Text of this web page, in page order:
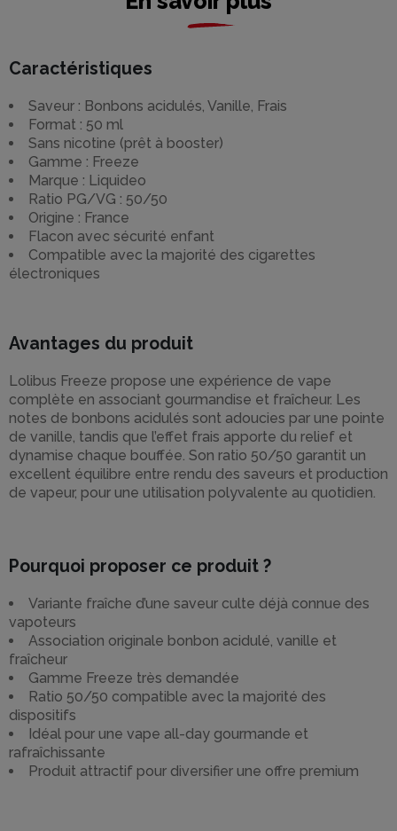
Caractéristiques
Saveur : Bonbons acidulés, Vanille, Frais
Format : 50 ml
Sans nicotine (prêt à booster)
Gamme : Freeze
Marque : Liquideo
Ratio PG/VG : 50/50
Origine : France
Flacon avec sécurité enfant
Compatible avec la majorité des cigarettes
électroniques
Avantages du produit
Lolibus Freeze propose une expérience de vape
complète en associant gourmandise et fraîcheur. Les
notes de bonbons acidulés sont adoucies par une pointe
de vanille, tandis que l’effet frais apporte du relief et
dynamise chaque bouffée. Son ratio 50/50 garantit un
excellent équilibre entre rendu des saveurs et production
de vapeur, pour une utilisation polyvalente au quotidien.
Pourquoi proposer ce produit ?
Variante fraîche d’une saveur culte déjà connue des
vapoteurs
Association originale bonbon acidulé, vanille et
fraîcheur
Gamme Freeze très demandée
Ratio 50/50 compatible avec la majorité des
dispositifs
Idéal pour une vape all-day gourmande et
rafraîchissante
Produit attractif pour diversifier une offre premium